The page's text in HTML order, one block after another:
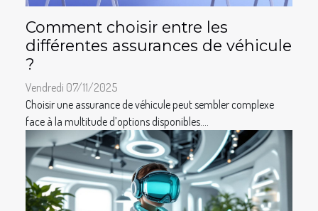
Comment choisir entre les
différentes assurances de véhicule
?
Vendredi 07/11/2025
Choisir une assurance de véhicule peut sembler complexe
face à la multitude d’options disponibles....